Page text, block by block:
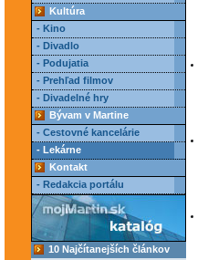
Kultúra
- Kino
- Divadlo
- Podujatia
- Prehľad filmov
- Divadelné hry
Bývam v Martine
- Cestovné kancelárie
- Lekárne
Kontakt
- Redakcia portálu
10 Najčítanejších článkov